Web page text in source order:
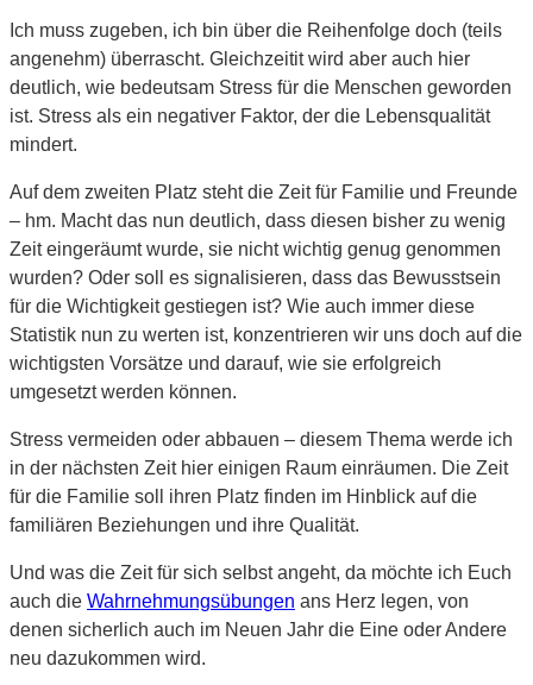
Ich muss zugeben, ich bin über die Reihenfolge doch (teils
angenehm) überrascht. Gleichzeitit wird aber auch hier
deutlich, wie bedeutsam Stress für die Menschen geworden
ist. Stress als ein negativer Faktor, der die Lebensqualität
mindert.
Auf dem zweiten Platz steht die Zeit für Familie und Freunde
– hm. Macht das nun deutlich, dass diesen bisher zu wenig
Zeit eingeräumt wurde, sie nicht wichtig genug genommen
wurden? Oder soll es signalisieren, dass das Bewusstsein
für die Wichtigkeit gestiegen ist? Wie auch immer diese
Statistik nun zu werten ist, konzentrieren wir uns doch auf die
wichtigsten Vorsätze und darauf, wie sie erfolgreich
umgesetzt werden können.
Stress vermeiden oder abbauen – diesem Thema werde ich
in der nächsten Zeit hier einigen Raum einräumen. Die Zeit
für die Familie soll ihren Platz finden im Hinblick auf die
familiären Beziehungen und ihre Qualität.
Und was die Zeit für sich selbst angeht, da möchte ich Euch
auch die Wahrnehmungsübungen ans Herz legen, von
denen sicherlich auch im Neuen Jahr die Eine oder Andere
neu dazukommen wird.